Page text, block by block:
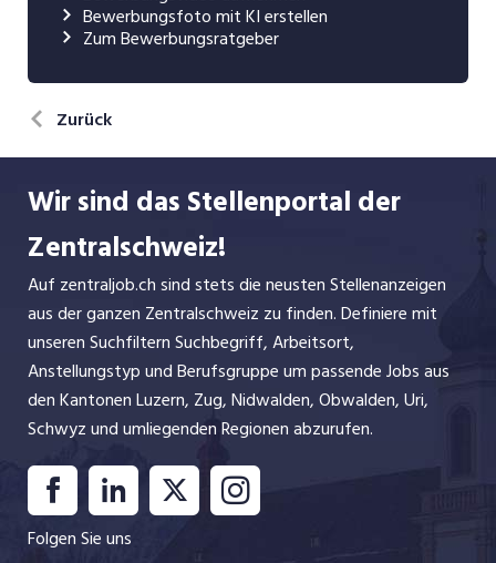
Bewerbungsfoto mit KI erstellen
Zum Bewerbungsratgeber
Zurück
Wir sind das Stellenportal der
Zentralschweiz!
Auf zentraljob.ch sind stets die neusten Stellenanzeigen
aus der ganzen Zentralschweiz zu finden. Definiere mit
unseren Suchfiltern Suchbegriff, Arbeitsort,
Anstellungstyp und Berufsgruppe um passende Jobs aus
den Kantonen Luzern, Zug, Nidwalden, Obwalden, Uri,
Schwyz und umliegenden Regionen abzurufen.
Folgen Sie uns